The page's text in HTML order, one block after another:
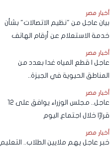
أخبار مصر
بيان عاجل من "نظيم الاتصالات" بشأن
خدمة الاستعلام عن أرقام الهاتف
المحمول المسجلة باسم المستخدم
عبر تطبيق My NTRA
أخبار مصر
عاجل | قطع المياه غدا بعدد من
المناطق الحيوية في الجيزة..
ومناشدات للمواطنين بتدبير
احتياجاتهم
أخبار مصر
عاجل.. مجلس الوزراء يوافق على 12
قرارًا خلال اجتماع اليوم
أخبار مصر
خبر عاجل يهم ملايين الطلاب.. التعليم